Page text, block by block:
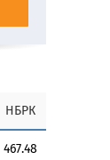
НБРК
467.48